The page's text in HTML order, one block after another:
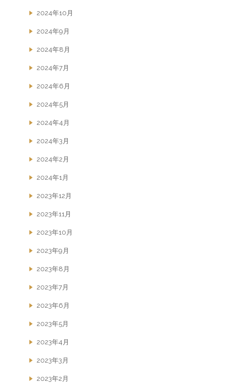
2024年10月
2024年9月
2024年8月
2024年7月
2024年6月
2024年5月
2024年4月
2024年3月
2024年2月
2024年1月
2023年12月
2023年11月
2023年10月
2023年9月
2023年8月
2023年7月
2023年6月
2023年5月
2023年4月
2023年3月
2023年2月